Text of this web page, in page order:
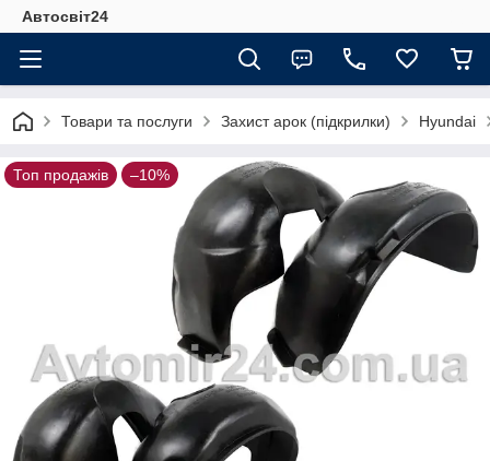
Автосвіт24
Товари та послуги Захист арок (підкрилки) Hyundai
Топ продажів –10%